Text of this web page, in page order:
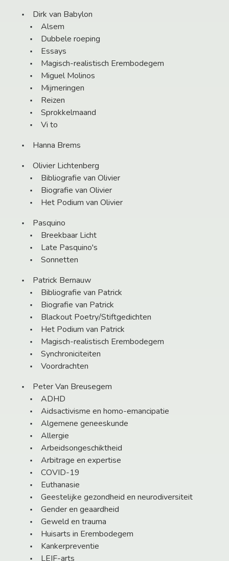
Dirk van Babylon
Alsem
Dubbele roeping
Essays
Magisch-realistisch Erembodegem
Miguel Molinos
Mijmeringen
Reizen
Sprokkelmaand
Vi to
Hanna Brems
Olivier Lichtenberg
Bibliografie van Olivier
Biografie van Olivier
Het Podium van Olivier
Pasquino
Breekbaar Licht
Late Pasquino's
Sonnetten
Patrick Bernauw
Bibliografie van Patrick
Biografie van Patrick
Blackout Poetry/Stiftgedichten
Het Podium van Patrick
Magisch-realistisch Erembodegem
Synchroniciteiten
Voordrachten
Peter Van Breusegem
ADHD
Aidsactivisme en homo-emancipatie
Algemene geneeskunde
Allergie
Arbeidsongeschiktheid
Arbitrage en expertise
COVID-19
Euthanasie
Geestelijke gezondheid en neurodiversiteit
Gender en geaardheid
Geweld en trauma
Huisarts in Erembodegem
Kankerpreventie
LEIF-arts